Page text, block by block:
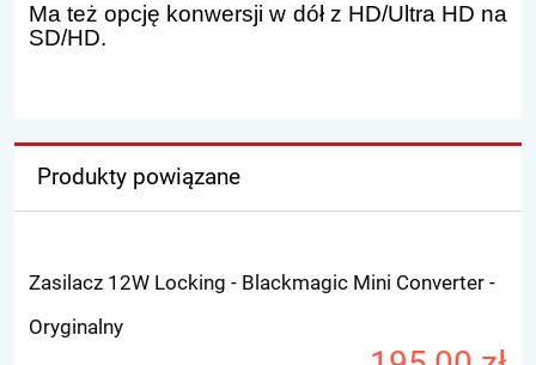
Ma też opcję konwersji w dół z HD/Ultra HD na
SD/HD.
Produkty powiązane
Zasilacz 12W Locking - Blackmagic Mini Converter -
Oryginalny